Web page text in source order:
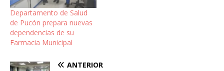
Departamento de Salud
de Pucón prepara nuevas
dependencias de su
Farmacia Municipal
ANTERIOR